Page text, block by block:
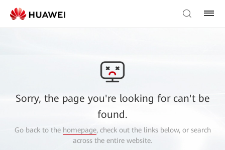
Sorry, the page you're looking for can't be
found.
Go back to the homepage, check out the links below, or search
across the entire website.